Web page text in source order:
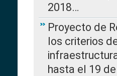
2018…
Proyecto de
los criterios
hasta el 19